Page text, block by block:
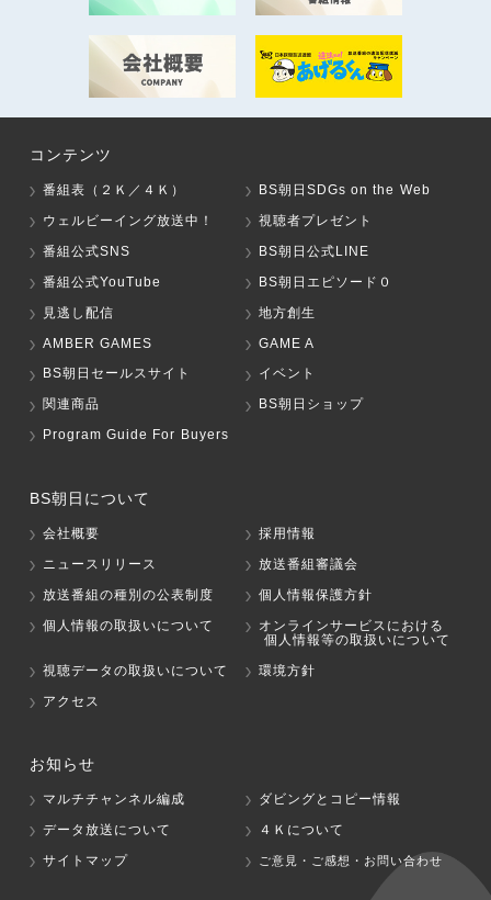
コンテンツ
番組表（２Ｋ／４Ｋ）
BS朝日SDGs on the Web
ウェルビーイング放送中！
視聴者プレゼント
番組公式SNS
BS朝日公式LINE
番組公式YouTube
BS朝日エピソード０
見逃し配信
地方創生
AMBER GAMES
GAME A
BS朝日セールスサイト
イベント
関連商品
BS朝日ショップ
Program Guide For Buyers
BS朝日について
会社概要
採用情報
ニュースリリース
放送番組審議会
放送番組の種別の公表制度
個人情報保護方針
個人情報の取扱いについて
オンラインサービスにおける
個人情報等の取扱いについて
視聴データの取扱いについて
環境方針
アクセス
お知らせ
マルチチャンネル編成
ダビングとコピー情報
データ放送について
４Ｋについて
サイトマップ
ご意見・ご感想・お問い合わせ